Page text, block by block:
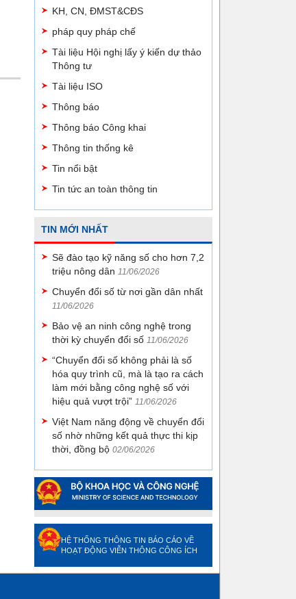
KH, CN, ĐMST&CĐS
pháp quy pháp chế
Tài liệu Hội nghị lấy ý kiến dự thảo
Thông tư
Tài liệu ISO
Thông báo
Thông báo Công khai
Thông tin thống kê
Tin nổi bật
Tin tức an toàn thông tin
TIN MỚI NHẤT
Sẽ đào tạo kỹ năng số cho hơn 7,2
triệu nông dân 11/06/2026
Chuyển đổi số từ nơi gần dân nhất
11/06/2026
Bảo vệ an ninh công nghệ trong
thời kỳ chuyển đổi số 11/06/2026
“Chuyển đổi số không phải là số
hóa quy trình cũ, mà là tạo ra cách
làm mới bằng công nghệ số với
hiệu quả vượt trội” 11/06/2026
Việt Nam năng động về chuyển đổi
số nhờ những kết quả thực thi kịp
thời, đồng bộ 02/06/2026
HỆ THỐNG THÔNG TIN BÁO CÁO VỀ
HOẠT ĐỘNG VIỄN THÔNG CÔNG ÍCH